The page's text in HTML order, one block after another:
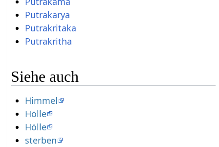
Putrakarya
Putrakritaka
Putrakritha
Siehe auch
Himmel
Hölle
Hölle
sterben